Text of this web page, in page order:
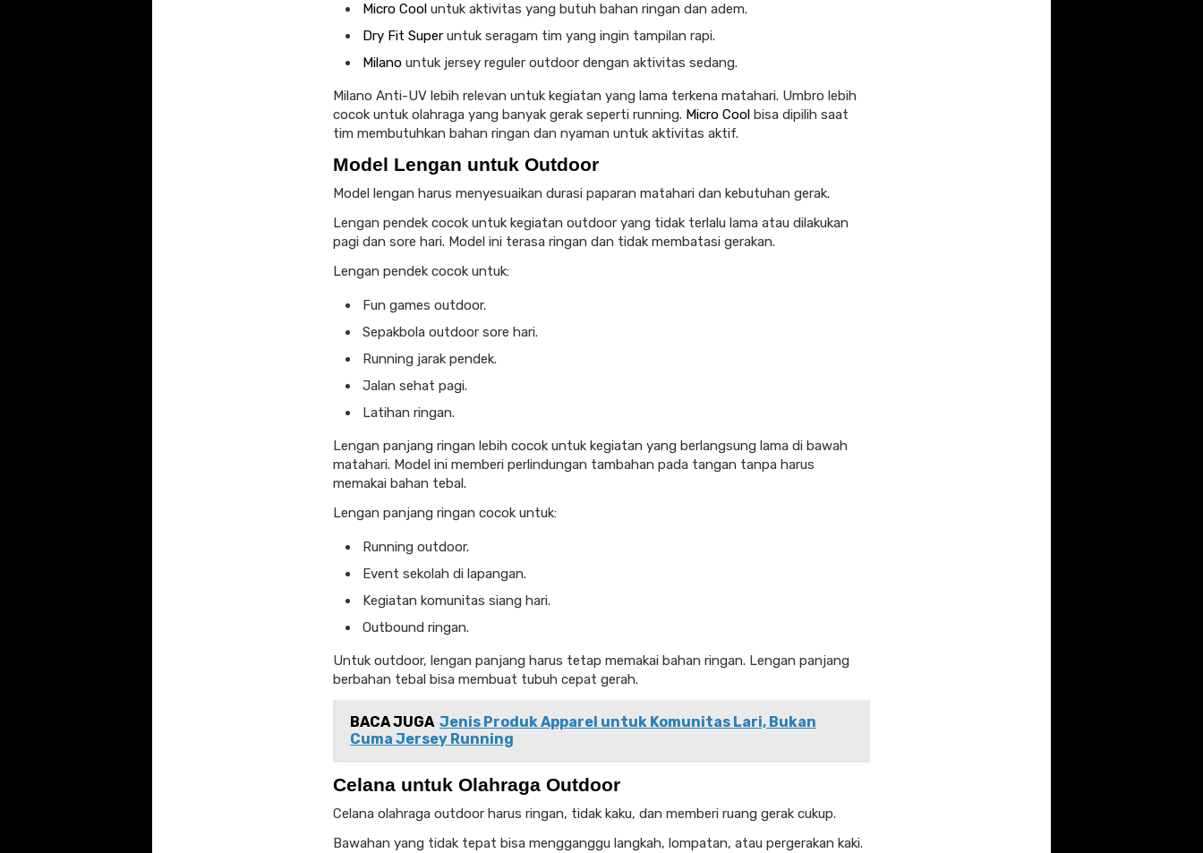
Micro Cool untuk aktivitas yang butuh bahan ringan dan adem.
Dry Fit Super untuk seragam tim yang ingin tampilan rapi.
Milano untuk jersey reguler outdoor dengan aktivitas sedang.
Milano Anti-UV lebih relevan untuk kegiatan yang lama terkena matahari. Umbro lebih
cocok untuk olahraga yang banyak gerak seperti running. Micro Cool bisa dipilih saat
tim membutuhkan bahan ringan dan nyaman untuk aktivitas aktif.
Model Lengan untuk Outdoor
Model lengan harus menyesuaikan durasi paparan matahari dan kebutuhan gerak.
Lengan pendek cocok untuk kegiatan outdoor yang tidak terlalu lama atau dilakukan
pagi dan sore hari. Model ini terasa ringan dan tidak membatasi gerakan.
Lengan pendek cocok untuk:
Fun games outdoor.
Sepakbola outdoor sore hari.
Running jarak pendek.
Jalan sehat pagi.
Latihan ringan.
Lengan panjang ringan lebih cocok untuk kegiatan yang berlangsung lama di bawah
matahari. Model ini memberi perlindungan tambahan pada tangan tanpa harus
memakai bahan tebal.
Lengan panjang ringan cocok untuk:
Running outdoor.
Event sekolah di lapangan.
Kegiatan komunitas siang hari.
Outbound ringan.
Untuk outdoor, lengan panjang harus tetap memakai bahan ringan. Lengan panjang
berbahan tebal bisa membuat tubuh cepat gerah.
BACA JUGA Jenis Produk Apparel untuk Komunitas Lari, Bukan
Cuma Jersey Running
Celana untuk Olahraga Outdoor
Celana olahraga outdoor harus ringan, tidak kaku, dan memberi ruang gerak cukup.
Bawahan yang tidak tepat bisa mengganggu langkah, lompatan, atau pergerakan kaki.